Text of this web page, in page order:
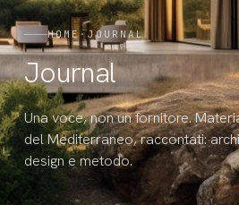
HOME ·JOURNAL
Journal
Una voce, non un fornitore.
del Mediterraneo, raccontati:
design e metodo.